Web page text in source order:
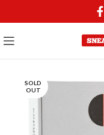
SOLD
OUT